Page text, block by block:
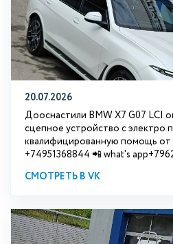
20.07.2026
Дооснастили BMW Х7 G07 LCI
сцепное устройство с электро
квалифицированную помощь от
+74951368844 📲 what's
СМОТРЕТЬ В VK